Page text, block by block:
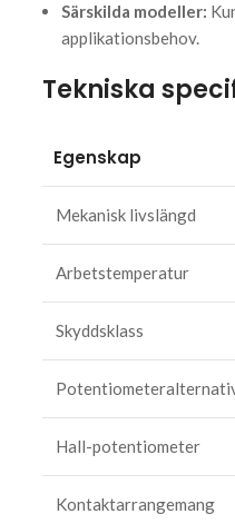
Särskilda modeller:
applikationsbehov.
Tekniska
Egenskap
Mekanisk livslängd
Arbetstemperatur
Skyddsklass
Hall-potentiometer
Kontaktarrangemang